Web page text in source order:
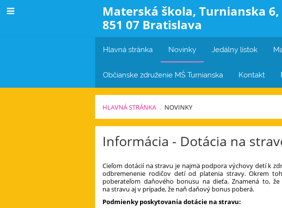
Materská škola, Turnianska 6,
851 07 Bratislava
Hlavná stránka Novinky Jedálny lístok
Občianske združenie MŠ Turnianska Kontakt
HLAVNÁ STRÁNKA . NOVINKY
Novinky
Informácia - Dotácia na
Cieľom dotácií na stravu je najmä podpora výchovy detí k
odbremenenie rodičov detí od platenia stravy. Okrem
poberateľom daňového bonusu na dieťa. Znamená to,
na stravu aj v prípade, že naň daňový bonus poberá.
Podmienky poskytovania dotácie na stravu: